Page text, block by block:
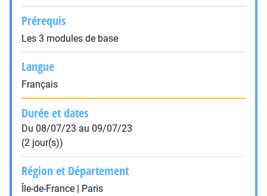
Prérequis
Les 3 modules de base
Langue
Français
Durée et dates
Du 08/07/23 au 09/07/23
(2 jour(s))
Région et Département
Île-de-France | Paris